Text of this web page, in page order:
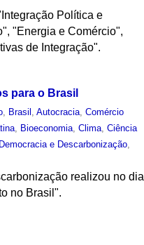
Política e
"Energia e Comércio",
de Integração".
para o Brasil
, Brasil ,Autocracia,Comércio
, Bioeconomia,Clima,Ciência
e Descarbonização,
realizou no dia
no Brasil".